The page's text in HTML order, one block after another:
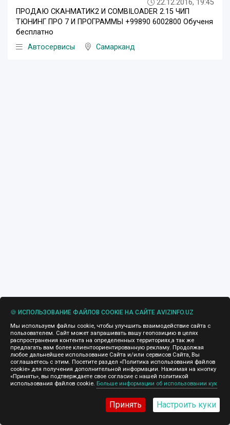
22.12.2016, 19:45
ПРОДАЮ СКАНМАТИК2 И COMBILOADER 2.15 ЧИП
ТЮНИНГ ПРО 7 И ПРОГРАММЫ +99890 6002800 Обученя
бесплатно
Автосервисы
Самарканд
🍪 ИСПОЛЬЗОВАНИЕ ФАЙЛОВ COOKIE НА САЙТЕ AVIZINFO.UZ
Мы используем файлы cookie, чтобы улучшить взаимодействие сайта с
пользователем. Сайт может запрашивать вашу геопозицию в целях
распространения контента на определенных территориях,а так же
предлагать вам более клиентоориентированную рекламу. Продолжая
любое дальнейшее использование Сайта и/или сервисов Сайта, Вы
соглашаетесь с этим. Посетите раздел «Политика использования файлов
cookie» для получения дополнительной информации. Нажимая на кнопку
«Принять», вы подтверждаете свое согласие с нашей политикой
использования файлов cookie. Больше информации об использовании кук
Принять Настроить куки